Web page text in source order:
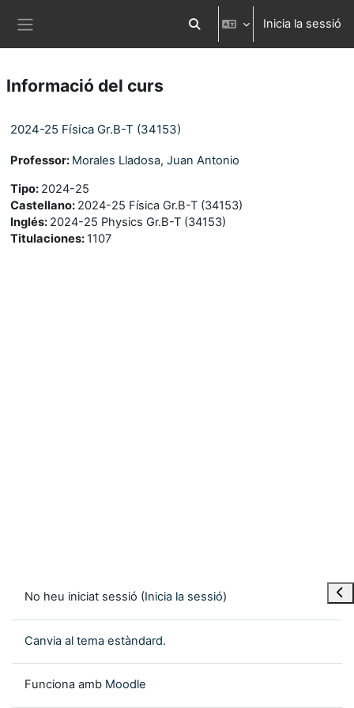
Commuta l'entrada de la cerca
Inicia la sessió
Informació del curs
2024-25 Física Gr.B-T (34153)
Professor: Morales Lladosa, Juan Antonio
Tipo: 2024-25
Castellano: 2024-25 Física Gr.B-T (34153)
Inglés: 2024-25 Physics Gr.B-T (34153)
Titulaciones: 1107
No heu iniciat sessió (Inicia la sessió)
Canvia al tema estàndard.
Funciona amb Moodle